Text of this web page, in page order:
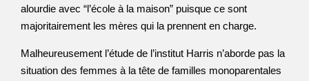
alourdie avec “l’école à la maison” puisque ce sont
majoritairement les mères qui la prennent en charge.
Malheureusement l’étude de l’institut Harris n’aborde pas la
situation des femmes à la tête de familles monoparentales